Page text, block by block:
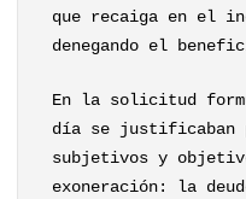
que recaiga en el
denegando el
En la solicitud
día se justificaban
subjetivos y
exoneración: la